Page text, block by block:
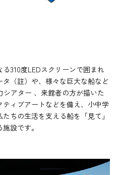
310度LEDスクリーンで囲まれ
（註）や、様々な巨大な船など
アター 、来館者の方が描いた
ィブアートなどを備え、小中学
ちの生活を支える船を「見て」
設です。